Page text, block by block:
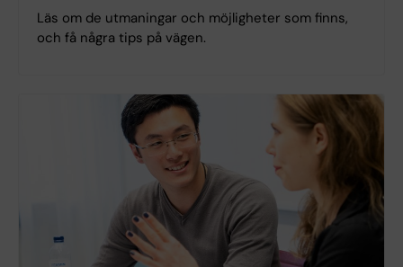
Läs om de utmaningar och möjligheter som finns,
och få några tips på vägen.